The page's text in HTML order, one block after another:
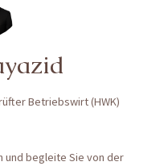
Betriebswirt (HWK)
und begleite Sie von der